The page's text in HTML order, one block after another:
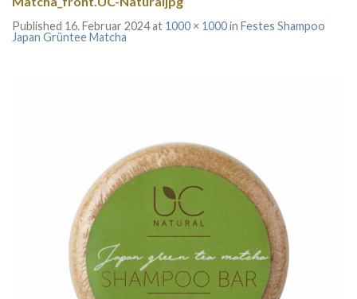
Published 16. Februar 2024at 1000 × 1000in Festes Shampoo
Japan Grüntee Matcha